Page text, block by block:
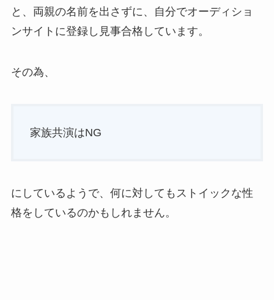
と、両親の名前を出さずに、自分でオーディショ
ンサイトに登録し見事合格しています。
その為、
家族共演はNG
にしているようで、何に対してもストイックな性
格をしているのかもしれません。